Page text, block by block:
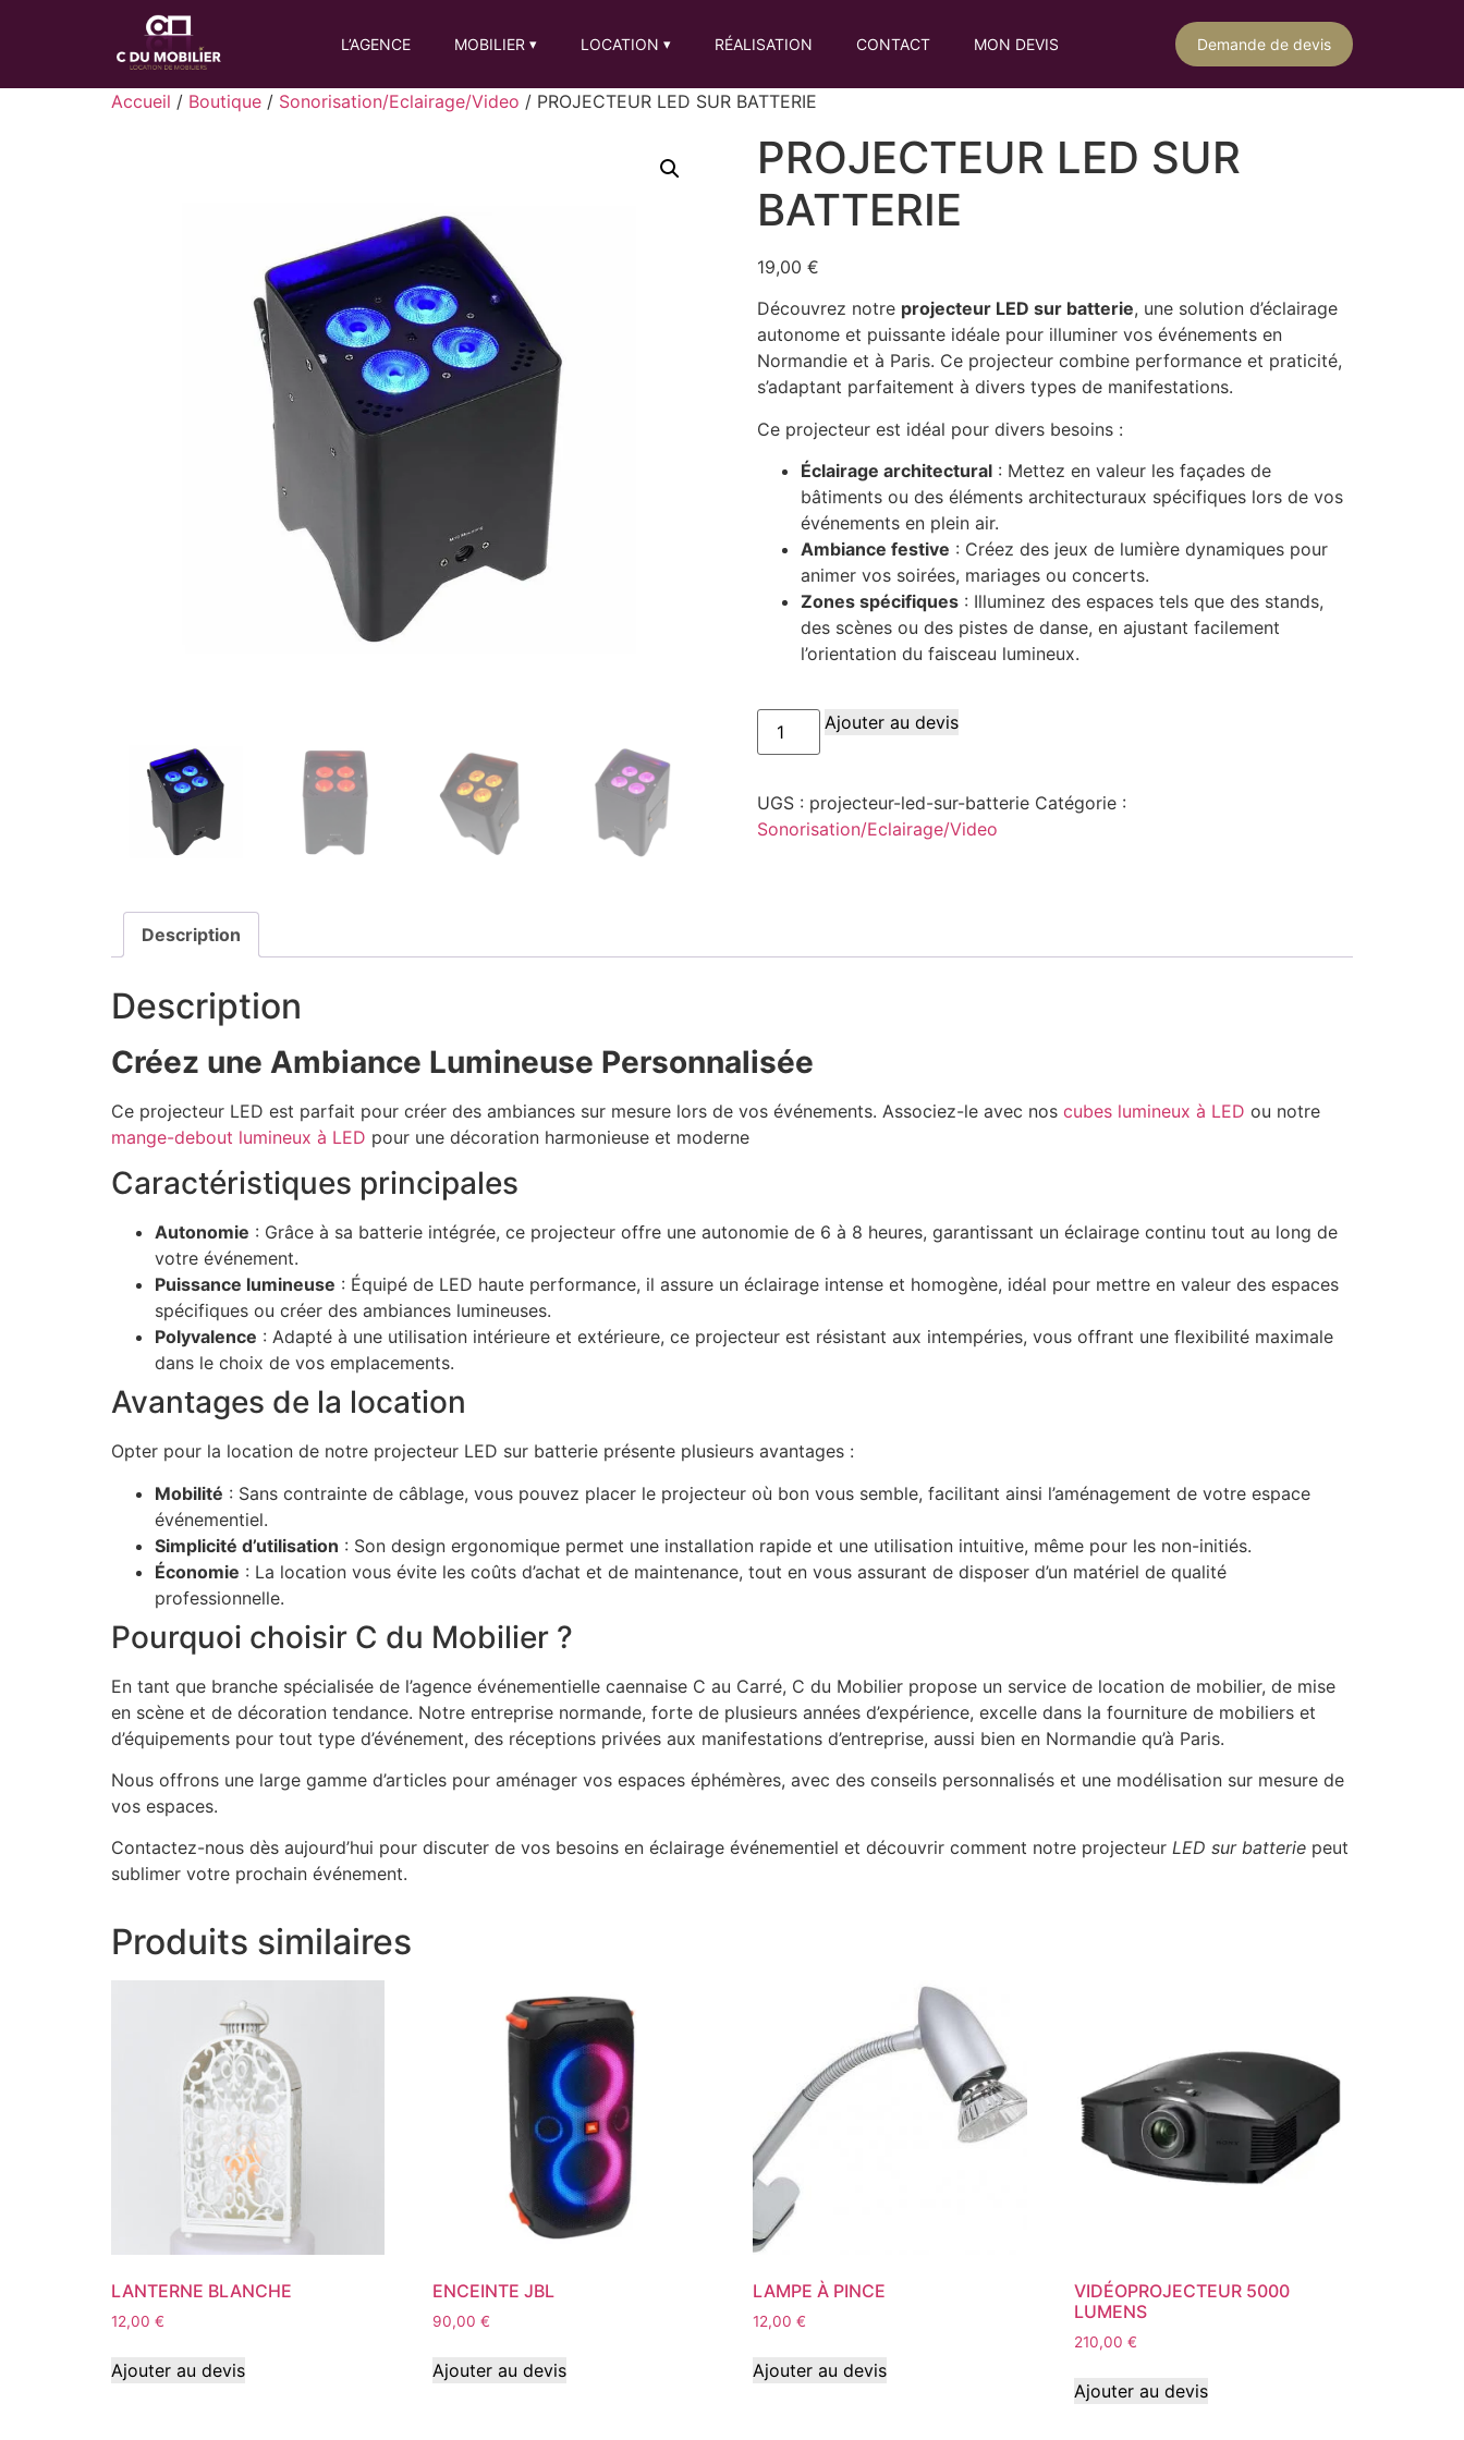
L’AGENCE MOBILIER ▾ LOCATION ▾ RÉALISATION CONTACT MON DEVIS Demande de devis
Accueil / Boutique / Sonorisation/Eclairage/Video / PROJECTEUR LED SUR BATTERIE
PROJECTEUR LED SUR
BATTERIE
19,00 €
Découvrez notre projecteur LED sur batterie, une solution d’éclairage
autonome et puissante idéale pour illuminer vos événements en
Normandie et à Paris. Ce projecteur combine performance et praticité,
s’adaptant parfaitement à divers types de manifestations.
Ce projecteur est idéal pour divers besoins :
Éclairage architectural: Mettez en valeur les façades de
bâtiments ou des éléments architecturaux spécifiques lors de vos
événements en plein air.
Ambiance festive : Créez des jeux de lumière dynamiques pour
animer vos soirées, mariages ou concerts.
Zones spécifiques: Illuminez des espaces tels que des stands,
des scènes ou des pistes de danse, en ajustant facilement
l’orientation du faisceau lumineux.
Ajouter au devis
UGS : projecteur-led-sur-batterie Catégorie :
Sonorisation/Eclairage/Video
Description
Description
Créez une Ambiance Lumineuse Personnalisée
Ce projecteur LED est parfait pour créer des ambiances sur mesure lors de vos événements. Associez-le avec nos cubes lumineux à LED ou notre
mange-debout lumineux à LED pour une décoration harmonieuse et moderne
Caractéristiques principales
Autonomie : Grâce à sa batterie intégrée, ce projecteur offre une autonomie de 6 à 8 heures, garantissant un éclairage continu tout au long de
votre événement.
Puissance lumineuse : Équipé de LED haute performance, il assure un éclairage intense et homogène, idéal pour mettre en valeur des espaces
spécifiques ou créer des ambiances lumineuses.
Polyvalence : Adapté à une utilisation intérieure et extérieure, ce projecteur est résistant aux intempéries, vous offrant une flexibilité maximale
dans le choix de vos emplacements.
Avantages de la location
Opter pour la location de notre projecteur LED sur batterie présente plusieurs avantages :
Mobilité : Sans contrainte de câblage, vous pouvez placer le projecteur où bon vous semble, facilitant ainsi l’aménagement de votre espace
événementiel.
Simplicité d’utilisation : Son design ergonomique permet une installation rapide et une utilisation intuitive, même pour les non-initiés.
Économie : La location vous évite les coûts d’achat et de maintenance, tout en vous assurant de disposer d’un matériel de qualité
professionnelle.
Pourquoi choisir C du Mobilier ?
En tant que branche spécialisée de l’agence événementielle caennaise C au Carré, C du Mobilier propose un service de location de mobilier, de mise
en scène et de décoration tendance. Notre entreprise normande, forte de plusieurs années d’expérience, excelle dans la fourniture de mobiliers et
d’équipements pour tout type d’événement, des réceptions privées aux manifestations d’entreprise, aussi bien en Normandie qu’à Paris.
Nous offrons une large gamme d’articles pour aménager vos espaces éphémères, avec des conseils personnalisés et une modélisation sur mesure de
vos espaces.
Contactez-nous dès aujourd’hui pour discuter de vos besoins en éclairage événementiel et découvrir comment notre projecteur LED sur batterie peut
sublimer votre prochain événement.
Produits similaires
LANTERNE BLANCHE
12,00 €
Ajouter au devis
ENCEINTE JBL
90,00 €
Ajouter au devis
LAMPE À PINCE
12,00€
Ajouter au devis
VIDÉOPROJECTEUR 5000
LUMENS
210,00€
Ajouter au devis